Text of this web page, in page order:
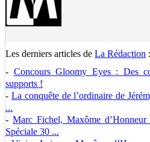
Les derniers articles de La Rédaction :
- Concours Gloomy Eyes : Des
supports !
- La conquête de l’ordinaire de
...
-Marc Fichel, Maxôme
Spéciale 30 ...